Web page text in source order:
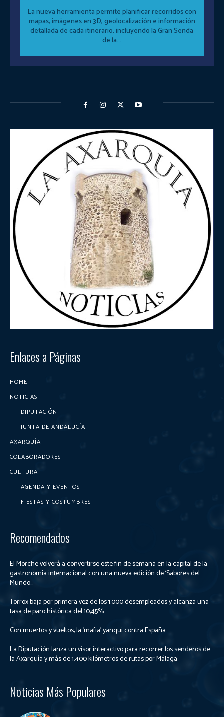
La nueva herramienta permite planificar recorridos con
mapas, imágenes en 3D, geolocalización e información
detallada de cada itinerario, incluyendo la Gran Senda
de la...
Enlaces a Páginas
HOME
NOTICIAS
DIPUTACIÓN
JUNTA DE ANDALUCÍA
AXARQUÍA
COLABORADORES
CULTURA
AGENDA Y EVENTOS
FIESTAS Y COSTUMBRES
Recomendados
El Morche volverá a convertirse este fin de semana en la capital de la
gastronomía internacional con una nueva edición de ‘Sabores del
Mundo...
Torrox baja por primera vez de los 1.000 desempleados y alcanza una
tasa de paro histórica del 10,45%
Con muertos y vueltos, la ‘mafia’ yanqui contra España
La Diputación lanza un visor interactivo para recorrer los senderos de
la Axarquía y más de 1.400 kilómetros de rutas por Málaga
Noticias Más Populares